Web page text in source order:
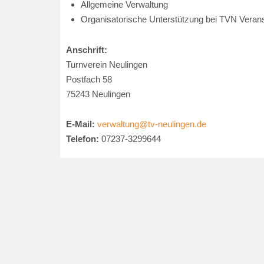
Allgemeine Verwaltung
Organisatorische Unterstützung bei TVN
Anschrift:
Turnverein Neulingen
Postfach 58
75243 Neulingen
E-Mail: verwaltung@tv-neulingen.de
Telefon: 07237-3299644